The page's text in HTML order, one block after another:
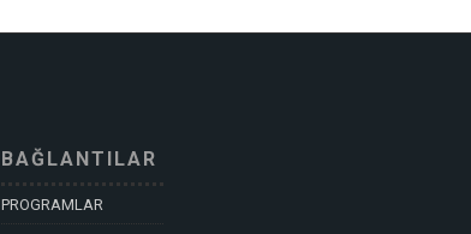
BAĞLANTILAR
PROGRAMLAR